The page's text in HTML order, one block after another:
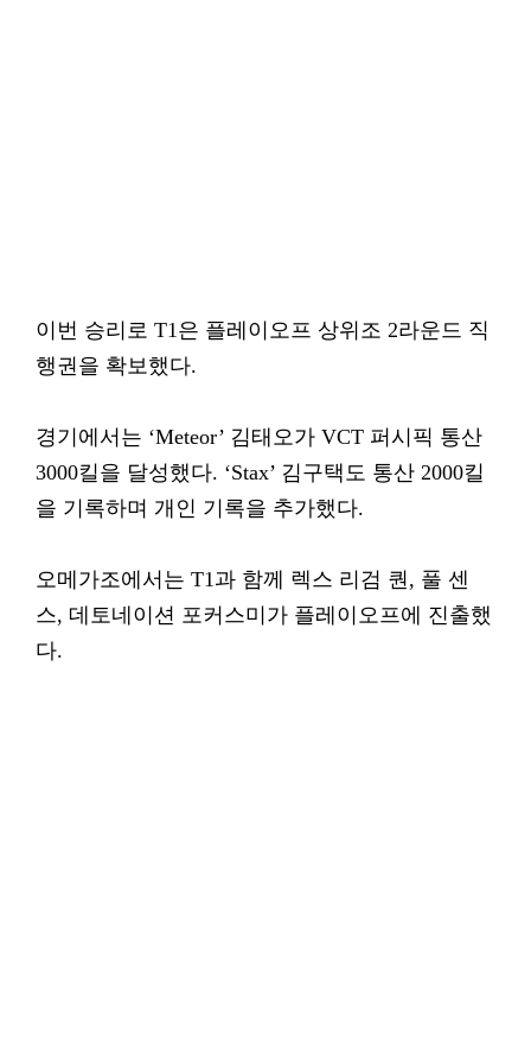
이번 승리로 T1은 플레이오프 상위조 2라운드 직
행권을 확보했다.
경기에서는 ‘Meteor’ 김태오가 VCT 퍼시픽 통산
3000킬을 달성했다. ‘Stax’ 김구택도 통산 2000킬
을 기록하며 개인 기록을 추가했다.
오메가조에서는 T1과 함께 렉스 리검 퀀, 풀 센
스, 데토네이션 포커스미가 플레이오프에 진출했
다.